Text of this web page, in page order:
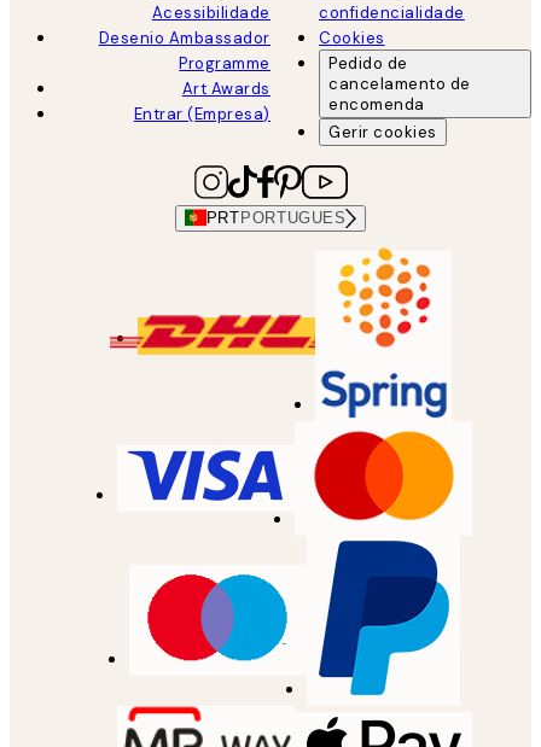
Acessibilidade
Desenio Ambassador
Programme
Art Awards
Entrar (Empresa)
confidencialidade
Cookies
Pedido de
cancelamento de
encomenda
Gerir cookies
PRT PORTUGUES